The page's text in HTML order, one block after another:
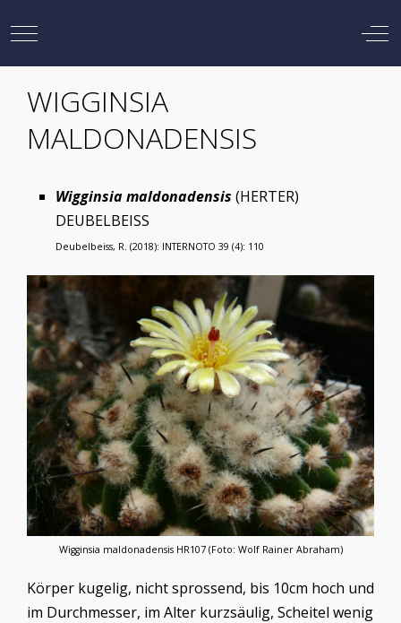
Mobile Menu Toggle
WIGGINSIA
MALDONADENSIS
Wigginsia maldonadensis (HERTER)
DEUBELBEISS
Deubelbeiss, R. (2018): INTERNOTO 39 (4): 110
Wigginsia maldonadensis HR107 (Foto: Wolf Rainer Abraham)
Körper kugelig, nicht sprossend, bis 10cm hoch und
im Durchmesser, im Alter kurzsäulig, Scheitel wenig